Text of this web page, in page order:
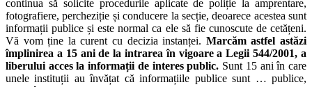
continua să solicite procedurile aplicate de poliție la amprentare,
fotografiere, percheziție și conducere la secție, deoarece acestea sunt
informații publice și este normal ca ele să fie cunoscute de cetățeni.
Vă vom ține la curent cu decizia instanței. Marcăm astfel astăzi
împlinirea a 15 ani de la intrarea în vigoare a Legii 544/2001, a
liberului acces la informații de interes public. Sunt 15 ani în care
unele instituții au învățat că informațiile publice sunt … publice,